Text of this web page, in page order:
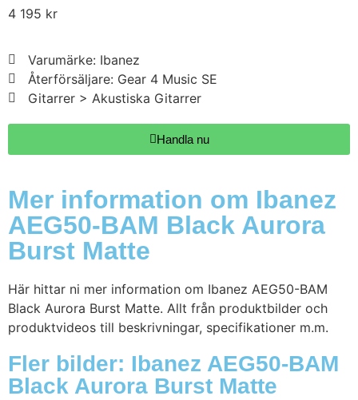
4 195 kr
Varumärke: Ibanez
Återförsäljare: Gear 4 Music SE
Gitarrer > Akustiska Gitarrer
Handla nu
Mer information om Ibanez
AEG50-BAM Black Aurora
Burst Matte
Här hittar ni mer information om Ibanez AEG50-BAM
Black Aurora Burst Matte. Allt från produktbilder och
produktvideos till beskrivningar, specifikationer m.m.
Fler bilder: Ibanez AEG50-BAM
Black Aurora Burst Matte